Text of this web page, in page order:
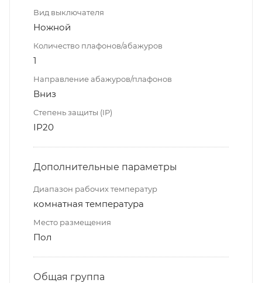
Вид выключателя
Ножной
Количество плафонов/абажуров
1
Направление абажуров/плафонов
Вниз
Степень защиты (IP)
IP20
Дополнительные параметры
Диапазон рабочих температур
комнатная температура
Место размещения
Пол
Общая группа